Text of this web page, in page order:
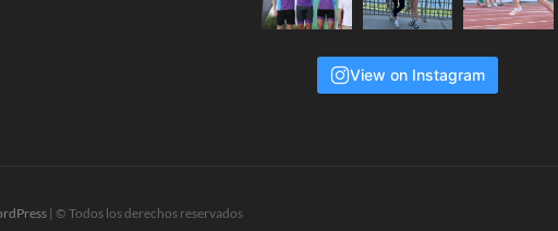
View on Instagram
| © Todos los derechos reservados